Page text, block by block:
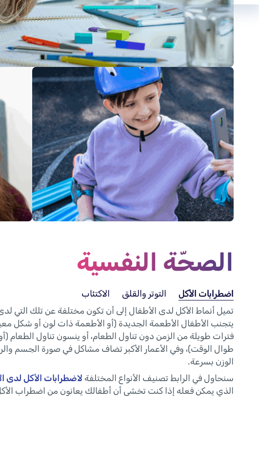
الأصغاء والتركيز
الصحّة النفسية
اضطرابات الأكل التوتر والقلق
الاكتئاب
تميل أنماط الأكل لدى الأطفال إلى أن تكون مختلفة عن تلك التي
يتجنب الأطفال الأطعمة الجديدة (أو الأطعمة ذات لون أو شكل
فترات طويلة من الزمن دون تناول الطعام، أو ينسون تناول
طوال الوقت)، وفي الأعمار الأكبر تضاف مشاكل في صورة الجسم
الوزن بسرعة.
سنحاول في الرابط تصنيف الأنواع المختلفة لاضطرابات الأكل لدى
الذي يمكن فعله إذا كنت تخشى أن أطفالك يعانون من اضطراب